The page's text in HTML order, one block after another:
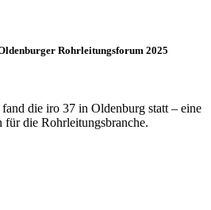
Rohrleitungsforum 2025
die iro 37 in Oldenburg statt – eine
für die Rohrleitungsbranche.